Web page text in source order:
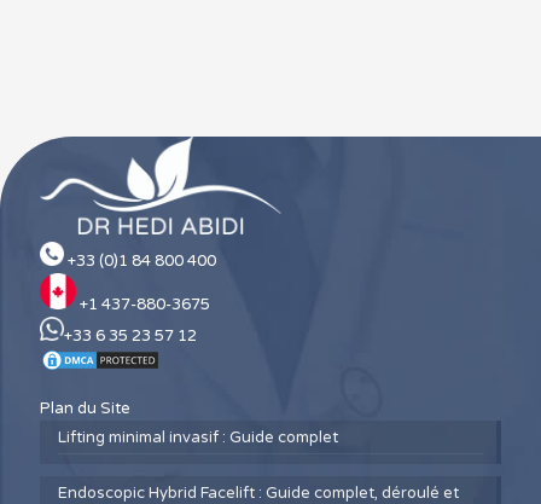
+33 (0)1 84 800 400
+1 437-880-3675
+33 6 35 23 57 12
Plan du Site
Lifting minimal invasif : Guide complet
Endoscopic Hybrid Facelift : Guide complet, déroulé et